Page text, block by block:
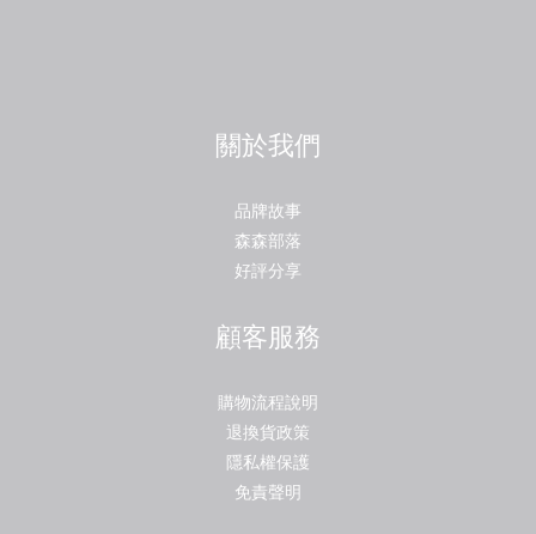
關於我們
品牌故事
森森部落
好評分享
顧客服務
購物流程說明
退換貨政策
隱私權保護
免責聲明